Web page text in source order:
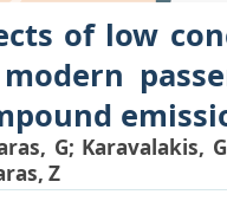
of low
G; Karavalakis, G
Z